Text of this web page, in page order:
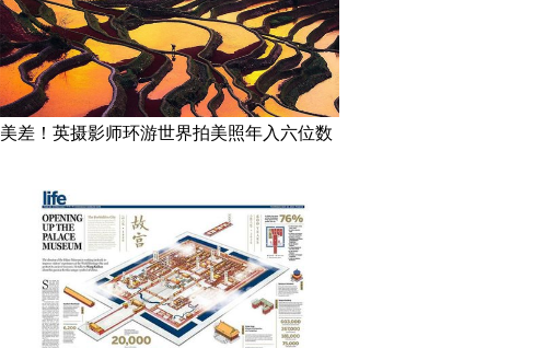
美差！英摄影师环游世界拍美照年入六位数